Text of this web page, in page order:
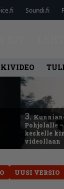
Soundi.fi
3.
Pohjolalle
keskelle
videollaan
UUSI VERSIO